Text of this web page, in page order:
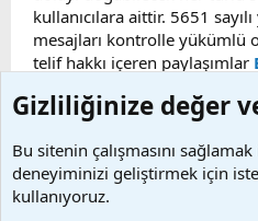
kullanıcılara aittir. 5651
mesajları kontrolle yükümlü
telif hakkı içeren paylaşımlar
kaldırılacaktır. Sitemizde
alınmaktadır. Telif hakları
Videoların hiç biri
Gizliliğinize değer
Bu sitenin çalışmasını
deneyiminizi geliştirmek için
kullanıyoruz.